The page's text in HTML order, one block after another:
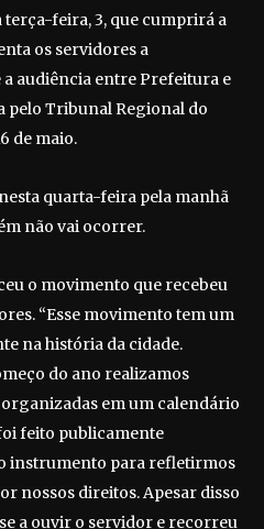
terça-feira, 3, que cumprirá a
os servidores a
audiência entre Prefeitura e
pelo Tribunal Regional do
de maio.
quarta-feira pela manhã
não vai ocorrer.
o movimento que recebeu
“Esse movimento tem um
na história da cidade.
do ano realizamos
em um calendário
feito publicamente
instrumento para refletirmos
nossos direitos. Apesar disso
a ouvir o servidor e recorreu